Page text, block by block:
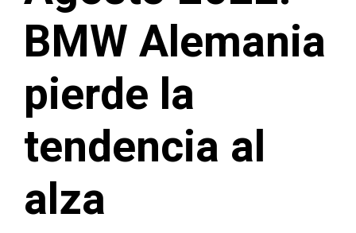
BMW Alemania
pierde la
tendencia al
alza